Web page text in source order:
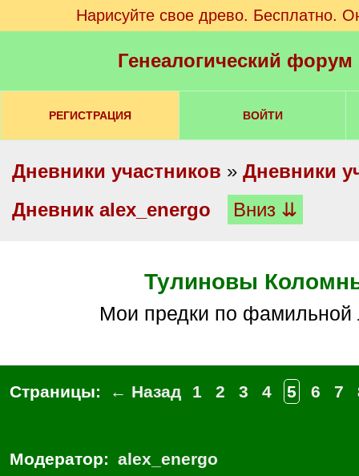
Нарисуйте свое древо. Бесплатно.
Генеалогический
РЕГИСТРАЦИЯ ВОЙТИ
Дневники участников » Дневники
Дневник alex_energo
Вниз ⇊
Тулиновы
Мои предки по фамильной
Страницы: ← Назад 1 2 3 4 5 6 7
Модератор: alex_energo